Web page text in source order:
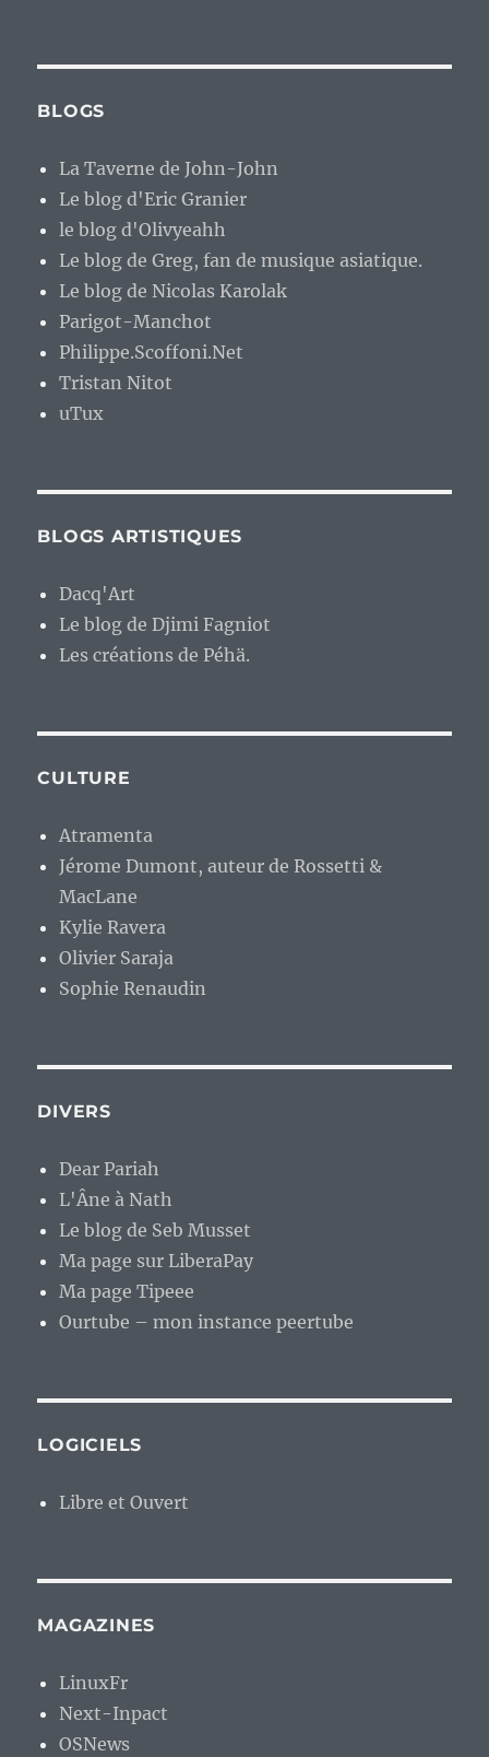
BLOGS
La Taverne de John-John
Le blog d'Eric Granier
le blog d'Olivyeahh
Le blog de Greg, fan de musique asiatique.
Le blog de Nicolas Karolak
Parigot-Manchot
Philippe.Scoffoni.Net
Tristan Nitot
uTux
BLOGS ARTISTIQUES
Dacq'Art
Le blog de Djimi Fagniot
Les créations de Péhä.
CULTURE
Atramenta
Jérome Dumont, auteur de Rossetti &
MacLane
Kylie Ravera
Olivier Saraja
Sophie Renaudin
DIVERS
Dear Pariah
L'Âne à Nath
Le blog de Seb Musset
Ma page sur LiberaPay
Ma page Tipeee
Ourtube – mon instance peertube
LOGICIELS
Libre et Ouvert
MAGAZINES
LinuxFr
Next-Inpact
OSNews